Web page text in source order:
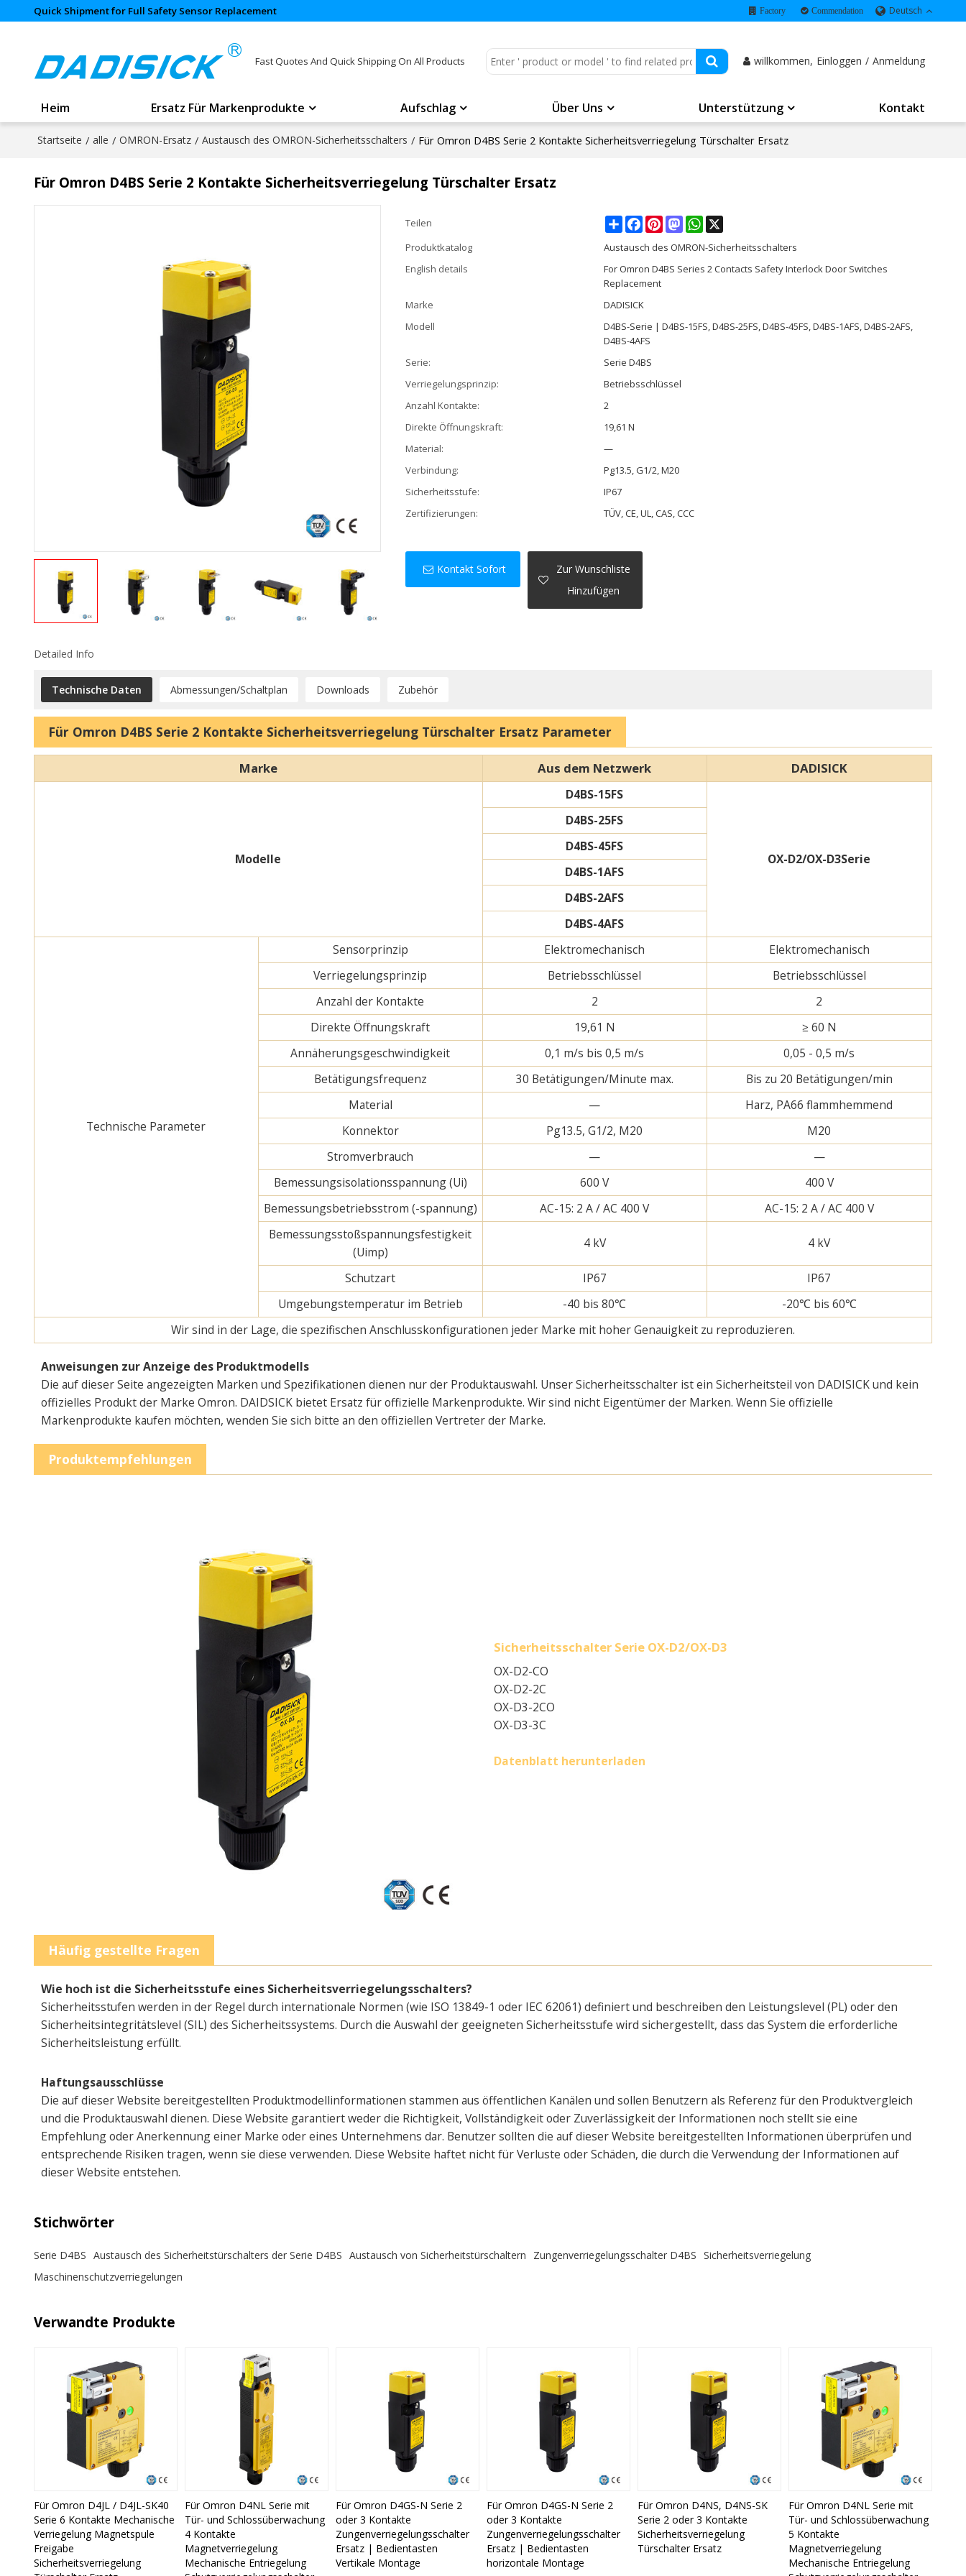
Quick Shipment for Full Safety Sensor Replacement Factory Commendation Deutsch
Fast Quotes And Quick Shipping On All Products willkommen, Einloggen / Anmeldung
Heim Ersatz Für Markenprodukte Aufschlag Über Uns Unterstützung Kontakt
Startseite / alle / OMRON-Ersatz / Austausch des OMRON-Sicherheitsschalters / Für Omron D4BS Serie 2 Kontakte Sicherheitsverriegelung Türschalter Ersatz
Für Omron D4BS Serie 2 Kontakte Sicherheitsverriegelung Türschalter Ersatz
Teilen ShareFacebookPinterestMastodonWhatsApp
Produktkatalog
Austausch des OMRON-Sicherheitsschalters
English details
For Omron D4BS Series 2 Contacts Safety Interlock Door Switches
Replacement
Marke
DADISICK
Modell
D4BS-Serie | D4BS-15FS, D4BS-25FS, D4BS-45FS, D4BS-1AFS, D4BS-2AFS,
D4BS-4AFS
Serie:
Serie D4BS
Verriegelungsprinzip:
Betriebsschlüssel
Anzahl Kontakte:
2
Direkte Öffnungskraft:
19,61 N
Material:
—
Verbindung:
Pg13.5, G1/2, M20
Sicherheitsstufe:
IP67
Zertifizierungen:
TÜV, CE, UL, CAS, CCC
Kontakt Sofort
Zur Wunschliste
Hinzufügen
Detailed Info
Technische Daten Abmessungen/Schaltplan Downloads Zubehör
Für Omron D4BS Serie 2 Kontakte Sicherheitsverriegelung Türschalter Ersatz Parameter
Marke Aus dem Netzwerk DADISICK
Modelle
D4BS-15FS
OX-D2/OX-D3Serie
D4BS-25FS
D4BS-45FS
D4BS-1AFS
D4BS-2AFS
D4BS-4AFS
Technische Parameter
Sensorprinzip Elektromechanisch
Elektromechanisch
Verriegelungsprinzip
Betriebsschlüssel
Betriebsschlüssel
Anzahl der Kontakte
2
2
Direkte Öffnungskraft
19,61 N
≥ 60 N
Annäherungsgeschwindigkeit
0,1 m/s bis 0,5 m/s
0,05 - 0,5 m/s
Betätigungsfrequenz
30 Betätigungen/Minute max.
Bis zu 20 Betätigungen/min
Material
—
Harz, PA66 flammhemmend
Konnektor
Pg13.5, G1/2, M20
M20
Stromverbrauch
—
—
Bemessungsisolationsspannung (Ui)
600 V
400 V
Bemessungsbetriebsstrom (-spannung)
AC-15: 2 A / AC 400 V
AC-15: 2 A / AC 400 V
Bemessungsstoßspannungsfestigkeit
(Uimp)
4 kV 4 kV
Schutzart IP67
IP67
Umgebungstemperatur im Betrieb
-40 bis 80℃
-20℃ bis 60℃
Wir sind in der Lage, die spezifischen Anschlusskonfigurationen jeder Marke mit hoher Genauigkeit zu reproduzieren.
Anweisungen zur Anzeige des Produktmodells
Die auf dieser Seite angezeigten Marken und Spezifikationen dienen nur der Produktauswahl. Unser Sicherheitsschalter ist ein Sicherheitsteil von DADISICK und kein
offizielles Produkt der Marke Omron. DAIDSICK bietet Ersatz für offizielle Markenprodukte. Wir sind nicht Eigentümer der Marken. Wenn Sie offizielle
Markenprodukte kaufen möchten, wenden Sie sich bitte an den offiziellen Vertreter der Marke.
Produktempfehlungen
Sicherheitsschalter Serie OX-D2/OX-D3
OX-D2-CO
OX-D2-2C
OX-D3-2CO
OX-D3-3C
Datenblatt herunterladen
Häufig gestellte Fragen
Wie hoch ist die Sicherheitsstufe eines Sicherheitsverriegelungsschalters?
Sicherheitsstufen werden in der Regel durch internationale Normen (wie ISO 13849-1 oder IEC 62061) definiert und beschreiben den Leistungslevel (PL) oder den
Sicherheitsintegritätslevel (SIL) des Sicherheitssystems. Durch die Auswahl der geeigneten Sicherheitsstufe wird sichergestellt, dass das System die erforderliche
Sicherheitsleistung erfüllt.
Haftungsausschlüsse
Die auf dieser Website bereitgestellten Produktmodellinformationen stammen aus öffentlichen Kanälen und sollen Benutzern als Referenz für den Produktvergleich
und die Produktauswahl dienen. Diese Website garantiert weder die Richtigkeit, Vollständigkeit oder Zuverlässigkeit der Informationen noch stellt sie eine
Empfehlung oder Anerkennung einer Marke oder eines Unternehmens dar. Benutzer sollten die auf dieser Website bereitgestellten Informationen überprüfen und
entsprechende Risiken tragen, wenn sie diese verwenden. Diese Website haftet nicht für Verluste oder Schäden, die durch die Verwendung der Informationen auf
dieser Website entstehen.
Stichwörter
Serie D4BS Austausch des Sicherheitstürschalters der Serie D4BS Austausch von Sicherheitstürschaltern Zungenverriegelungsschalter D4BS Sicherheitsverriegelung
Maschinenschutzverriegelungen
Verwandte Produkte
Für Omron D4JL / D4JL-SK40
Serie 6 Kontakte Mechanische
Verriegelung Magnetspule
Freigabe
Sicherheitsverriegelung
Für Omron D4NL Serie mit
Tür- und Schlossüberwachung
4 Kontakte
Magnetverriegelung
Mechanische Entriegelung
Für Omron D4GS-N Serie 2
oder 3 Kontakte
Zungenverriegelungsschalter
Ersatz | Bedientasten
Vertikale Montage
Für Omron D4GS-N Serie 2
oder 3 Kontakte
Zungenverriegelungsschalter
Ersatz | Bedientasten
horizontale Montage
Für Omron D4NS, D4NS-SK
Serie 2 oder 3 Kontakte
Sicherheitsverriegelung
Türschalter Ersatz
Für Omron D4NL Serie mit
Tür- und Schlossüberwachung
5 Kontakte
Magnetverriegelung
Mechanische Entriegelung